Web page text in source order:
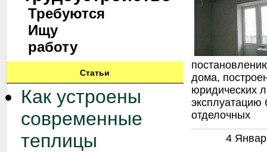
Требуются
Ищу
работу
Статьи
Как устроены
современные
теплицы
дома,
юридических
эксплуатацию
отделочных
4